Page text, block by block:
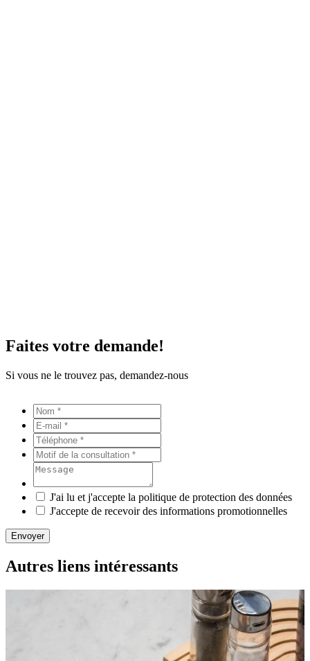
Faites votre demande!
Si vous ne le trouvez pas, demandez-nous
J'ai lu et j'accepte la politique de protection des données
J'accepte de recevoir des informations promotionnelles
Envoyer
Autres liens intéressants